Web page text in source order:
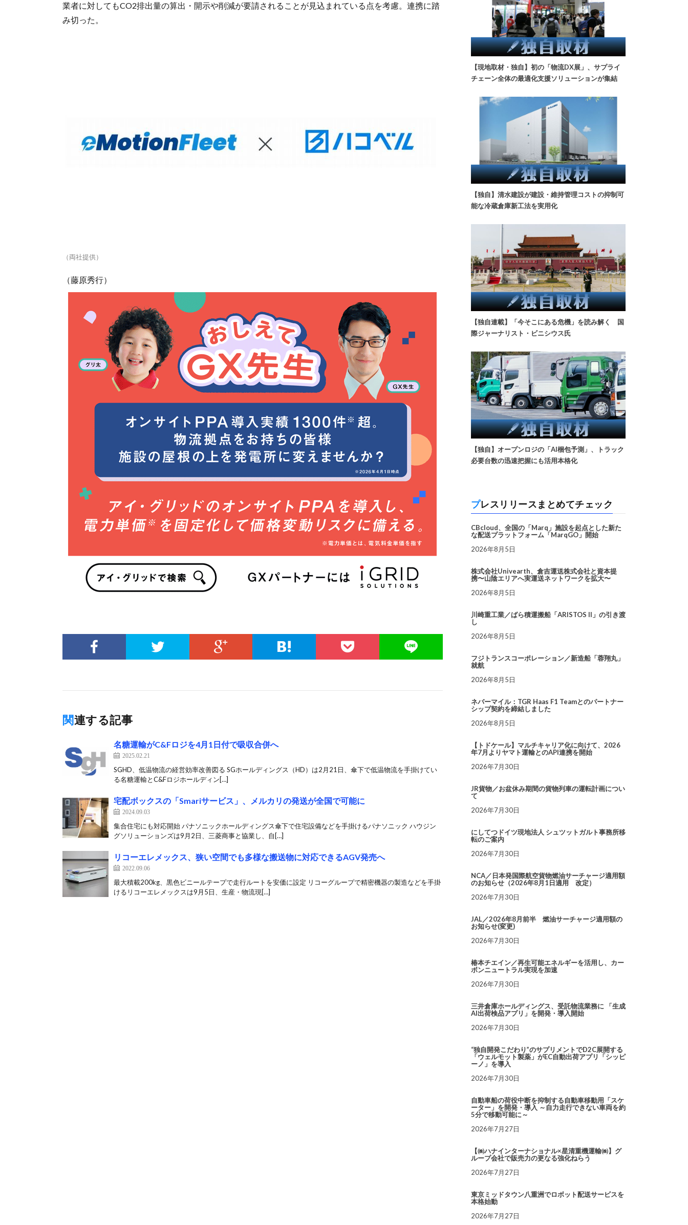
業者に対してもCO2排出量の算出・開示や削減が要請されることが見込まれている点を考慮。連携に踏
み切った。
（両社提供）
（藤原秀行）
関連する記事
名糖運輸がC&Fロジを4月1日付で吸収合併へ
2025.02.21
SGHD、低温物流の経営効率改善図る SGホールディングス（HD）は2月21日、傘下で低温物流を手掛けてい
る名糖運輸とC&Fロジホールディン[…]
宅配ボックスの「Smariサービス」、メルカリの発送が全国で可能に
2024.09.03
集合住宅にも対応開始 パナソニックホールディングス傘下で住宅設備などを手掛けるパナソニック ハウジン
グソリューションズは9月2日、三菱商事と協業し、自[…]
リコーエレメックス、狭い空間でも多様な搬送物に対応できるAGV発売へ
2022.09.06
最大積載200kg、黒色ビニールテープで走行ルートを安価に設定 リコーグループで精密機器の製造などを手掛
けるリコーエレメックスは9月5日、生産・物流現[…]
【現地取材・独自】初の「物流DX展」、サプライ
チェーン全体の最適化支援ソリューションが集結
【独自】清水建設が建設・維持管理コストの抑制可
能な冷蔵倉庫新工法を実用化
【独自連載】「今そこにある危機」を読み解く 国
際ジャーナリスト・ビニシウス氏
【独自】オープンロジの「AI梱包予測」、トラック
必要台数の迅速把握にも活用本格化
プレスリリースまとめてチェック
CBcloud、全国の「Marq」施設を起点とした新た
な配送プラットフォーム「MarqGO」開始
2026年8月5日
株式会社Univearth、倉吉運送株式会社と資本提
携〜山陰エリアへ実運送ネットワークを拡大〜
2026年8月5日
川崎重工業／ばら積運搬船「ARISTOS II」の引き渡
し
2026年8月5日
フジトランスコーポレーション／新造船「蓉翔丸」
就航
2026年8月5日
ネバーマイル：TGR Haas F1 Teamとのパートナー
シップ契約を締結しました
2026年8月5日
【トドケール】マルチキャリア化に向けて、2026
年7月よりヤマト運輸とのAPI連携を開始
2026年7月30日
JR貨物／お盆休み期間の貨物列車の運転計画につい
て
2026年7月30日
にしてつドイツ現地法人 シュツットガルト事務所移
転のご案内
2026年7月30日
NCA／日本発国際航空貨物燃油サーチャージ適用額
のお知らせ（2026年8月1日適用 改定）
2026年7月30日
JAL／2026年8月前半 燃油サーチャージ適用額の
お知らせ(変更)
2026年7月30日
椿本チエイン／再生可能エネルギーを活用し、カー
ボンニュートラル実現を加速
2026年7月30日
三井倉庫ホールディングス、受託物流業務に 「生成
AI出荷検品アプリ」を開発・導入開始
2026年7月30日
“独自開発こだわり”のサプリメントでD2C展開する
「ウェルモット製薬」がEC自動出荷アプリ「シッピ
ーノ」を導入
2026年7月30日
自動車船の荷役中断を抑制する自動車移動用「スケ
ーター」を開発・導入 ～自力走行できない車両を約
5分で移動可能に～
2026年7月27日
【㈱ハナインターナショナル×星清重機運輸㈱】グ
ループ会社で販売力の更なる強化ねらう
2026年7月27日
東京ミッドタウン八重洲でロボット配送サービスを
本格始動
2026年7月27日